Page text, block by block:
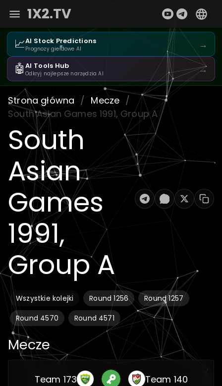
1X2.TV
📈AI Stock Predictions
Prognozy giełdowe AI →
🤖AI Tools Hub
Odkryj najlepsze narzędzia AI →
Strona główna / Mecze /
South Asian Games 1991, Group A
South
Asian
Games
1991,
Group A
Wszystkie kolejki Round 1256
Round 1257
Round 4570
Round 4571
Mecze
Team 173 Team 140